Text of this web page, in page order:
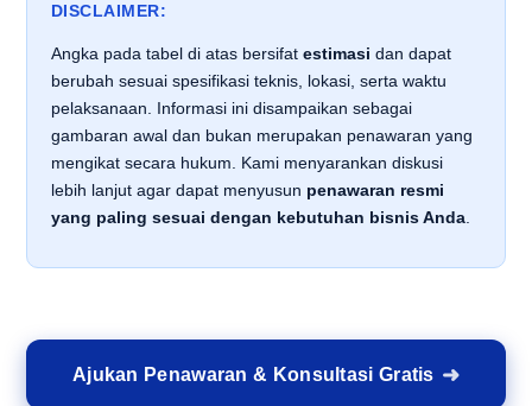
DISCLAIMER:
Angka pada tabel di atas bersifat estimasi dan dapat
berubah sesuai spesifikasi teknis, lokasi, serta waktu
pelaksanaan. Informasi ini disampaikan sebagai
gambaran awal dan bukan merupakan penawaran yang
mengikat secara hukum. Kami menyarankan diskusi
lebih lanjut agar dapat menyusun penawaran resmi
yang paling sesuai dengan kebutuhan bisnis Anda.
Ajukan Penawaran & Konsultasi Gratis